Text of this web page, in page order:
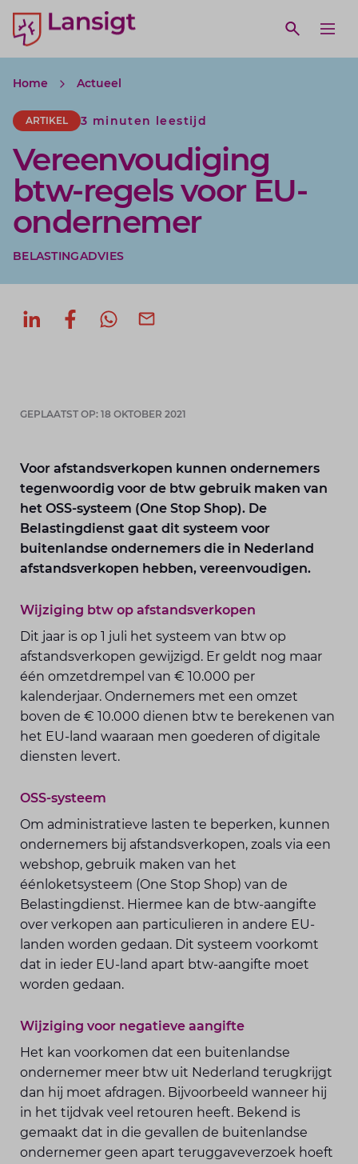
Lansigt Accountants logo
Open
search website
Home Actueel
ARTIKEL 3 minuten leestijd
Vereenvoudiging
btw-regels voor EU-
ondernemer
BELASTINGADVIES
Deel op LinkedIn
Deel op Facebook
GEPLAATST OP: 18 OKTOBER 2021
Voor afstandsverkopen kunnen ondernemers
tegenwoordig voor de btw gebruik maken van
het OSS-systeem (One Stop Shop). De
Belastingdienst gaat dit systeem voor
buitenlandse ondernemers die in Nederland
afstandsverkopen hebben, vereenvoudigen.
Wijziging btw op afstandsverkopen
Dit jaar is op 1 juli het systeem van btw op
afstandsverkopen gewijzigd. Er geldt nog maar
één omzetdrempel van € 10.000 per
kalenderjaar. Ondernemers met een omzet
boven de € 10.000 dienen btw te berekenen van
het EU-land waaraan men goederen of digitale
diensten levert.
OSS-systeem
Om administratieve lasten te beperken, kunnen
ondernemers bij afstandsverkopen, zoals via een
webshop, gebruik maken van het
éénloketsysteem (One Stop Shop) van de
Belastingdienst. Hiermee kan de btw-aangifte
over verkopen aan particulieren in andere EU-
landen worden gedaan. Dit systeem voorkomt
dat in ieder EU-land apart btw-aangifte moet
worden gedaan.
Wijziging voor negatieve aangifte
Het kan voorkomen dat een buitenlandse
ondernemer meer btw uit Nederland terugkrijgt
dan hij moet afdragen. Bijvoorbeeld wanneer hij
in het tijdvak veel retouren heeft. Bekend is
gemaakt dat in die gevallen de buitenlandse
ondernemer geen apart teruggaveverzoek hoeft